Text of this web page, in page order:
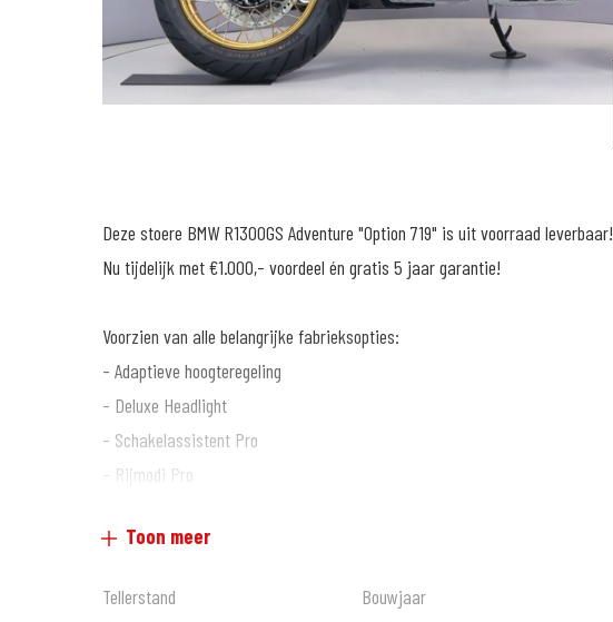
Deze stoere BMW R1300GS Adventure "Option 719" is uit voorraad leverbaar!
Nu tijdelijk met €1.000,- voordeel én gratis 5 jaar garantie!
Voorzien van alle belangrijke fabrieksopties:
- Adaptieve hoogteregeling
- Deluxe Headlight
- Schakelassistent Pro
- Rijmodi Pro
- Dynamiek-pakket
- Voorbereiding navigatieapparaat
Toon meer
Tellerstand
Bouwjaar